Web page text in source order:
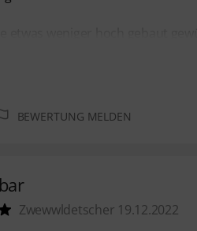
BEWERTUNG MELDEN
Zwewwldetscher 19.12.2022